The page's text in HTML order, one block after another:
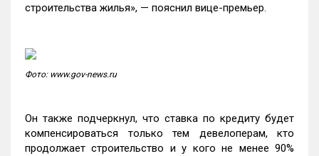
строительства жилья», — пояснил вице-премьер.
Фото: www.gov-news.ru
Он также подчеркнул, что ставка по кредиту будет
компенсироваться только тем девелоперам, кто
продолжает строительство и у кого не менее 90%